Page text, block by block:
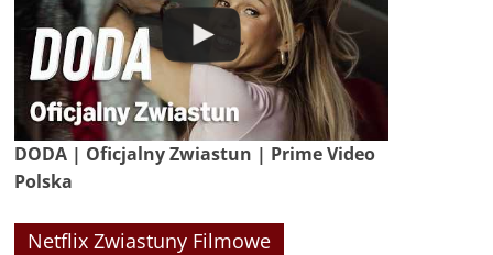
DODA | Oficjalny Zwiastun | Prime Video
Polska
Netflix Zwiastuny Filmowe